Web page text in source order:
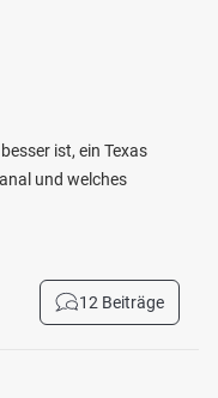
ist, ein Texas
und welches
12 Beiträge